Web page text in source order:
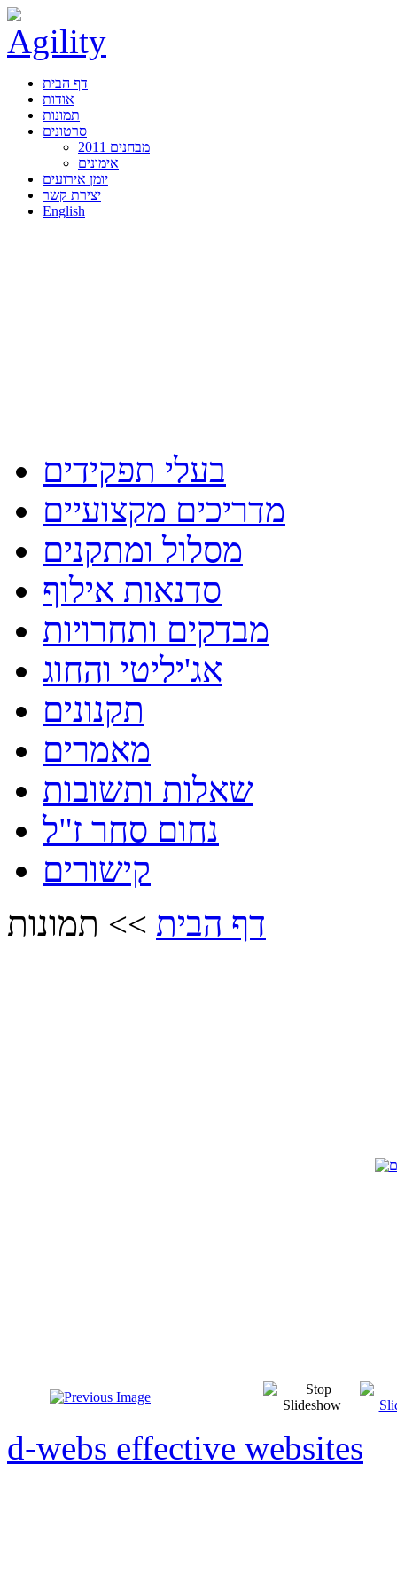
דף הבית
אודות
תמונות
סרטונים
מבחנים 2011
אימונים
יומן אירועים
יצירת קשר
English
בעלי תפקידים
מדריכים מקצועיים
מסלול ומתקנים
סדנאות אילוף
מבדקים ותחרויות
אג'יליטי והחוג
תקנונים
מאמרים
שאלות ותשובות
נחום סחר ז"ל
קישורים
דף הבית >> תמונות
d-webs effective websites